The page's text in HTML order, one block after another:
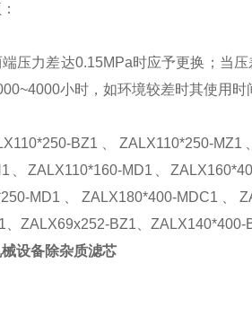
压力差达0.15MPa时应予更换；当压
小时，如环境较差时其使用时
BZ1 ZALX110*250-MZ1
ZALX110*160-MD1
MD1 ZALX180*400-MDC1
ZALX69x252-BZ1
ZALX140*400-
设备除杂质滤芯